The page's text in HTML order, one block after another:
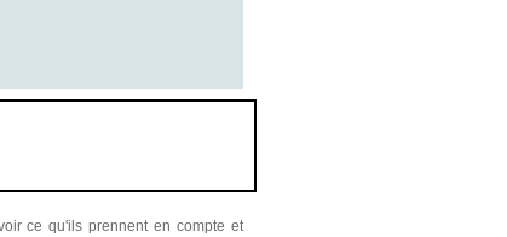
ce qu'ils prennent en compte et